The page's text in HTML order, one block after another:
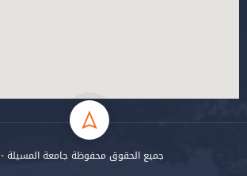
جميع الحقوق محفوظة جامعة المسيلة - 2024